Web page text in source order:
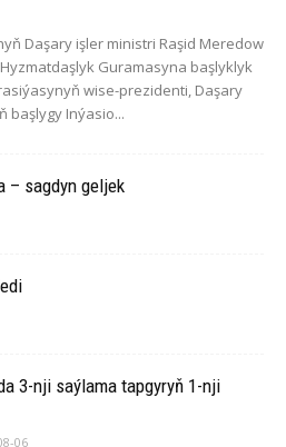
Daşary işler ministri Raşid Meredow
Guramasyna başlyklyk
wise-prezidenti, Daşary
başlygy Inýasio...
– sagdyn geljek
3-nji saýlama tapgyryň 1-nji
06